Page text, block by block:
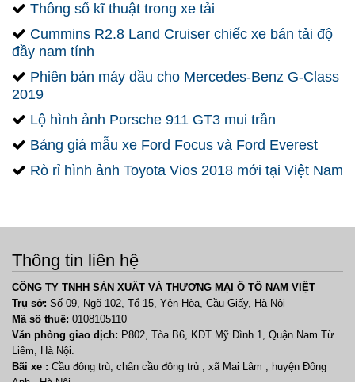
Thông số kĩ thuật trong xe tải
Cummins R2.8 Land Cruiser chiếc xe bán tải độ
đầy nam tính
Phiên bản máy dầu cho Mercedes-Benz G-Class
2019
Lộ hình ảnh Porsche 911 GT3 mui trần
Bảng giá mẫu xe Ford Focus và Ford Everest
Rò rỉ hình ảnh Toyota Vios 2018 mới tại Việt Nam
Thông tin liên hệ
CÔNG TY TNHH SẢN XUẤT VÀ THƯƠNG MẠI Ô TÔ NAM VIỆT
Trụ sở: Số 09, Ngõ 102, Tổ 15, Yên Hòa, Cầu Giấy, Hà Nội
Mã số thuế: 0108105110
Văn phòng giao dịch: P802, Tòa B6, KĐT Mỹ Đình 1, Quận Nam Từ
Liêm, Hà Nội.
Bãi xe : Cầu đông trù, chân cầu đông trù , xã Mai Lâm , huyện Đông